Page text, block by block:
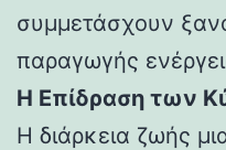
συμμετάσχουν
παραγωγής
Η Επίδραση των
Η διάρκεια ζωής